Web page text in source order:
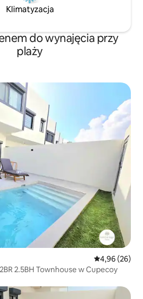
Klimatyzacja
do wynajęcia przy
plaży
Wybór gości
Średnia
4,96 (26)
2.5BH Townhouse w Cupecoy